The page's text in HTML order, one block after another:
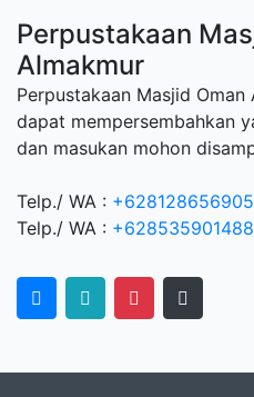
Perpustakaan
Almakmur
Perpustakaan Masjid
dapat mempersembahkan
dan masukan mohon
Telp./ WA :
Telp./ WA :